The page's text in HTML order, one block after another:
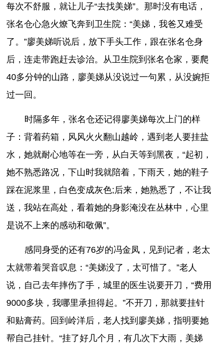
每次不舒服，就让儿子“去找美娣”。那时没有电话，
张名仓心急火燎飞奔到卫生院：“美娣，我爸又难受
了。”廖美娣听说后，放下手头工作，跟在张名仓身
后，连走带跑赶去诊治。从卫生院到张名仓家，要爬
40多分钟的山路，廖美娣从没说过一句累，从没婉拒
过一回。
时隔多年，张名仓还记得廖美娣每次上门的样
子：背着药箱，风风火火翻山越岭，遇到老人要挂盐
水，她就耐心地等在一旁，从白天等到黑夜，“起初，
她不熟悉路况，下山时我就陪着，下雨天，她的鞋子
踩在泥浆里，白色变成灰色;后来，她熟悉了，不让我
送，我站在高处，看着她的身影淹没在丛林中，心里
是说不上来的感动和敬佩”。
感同身受的还有76岁的冯金凤，见到记者，老太
太就带着哭音叹息：“美娣没了，太可惜了。”老人
说，自己去年摔伤了手，城里的医生说要开刀，“费用
9000多块，我哪里承担得起。”不开刀，那就要挂针
和贴膏药。回到岭洋后，老人找到廖美娣，指明要她
帮自己挂针。“挂了好几个月，有几次下大雨，美娣